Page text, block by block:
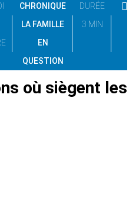
CHRONIQUE
LA FAMILLE
EN
QUESTION
DURÉE
3 MIN
où siègent les